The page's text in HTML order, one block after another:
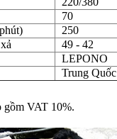
70
250
49 - 42
LEPONO
Trung Quốc
gồm VAT 10%.